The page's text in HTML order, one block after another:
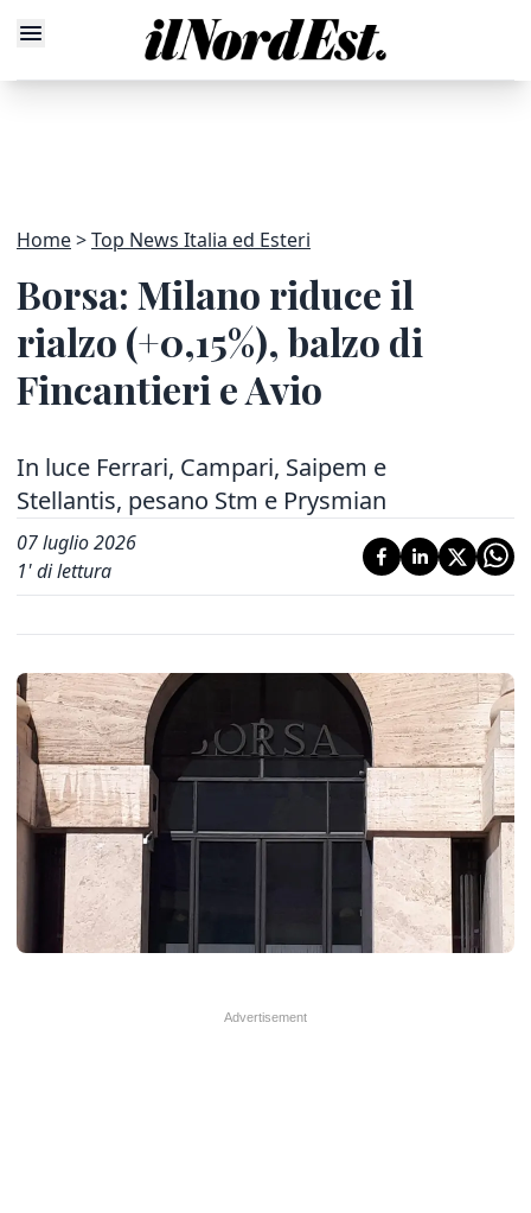
Home Top News Italia ed Esteri
Borsa: Milano riduce il
rialzo (+0,15%), balzo di
Fincantieri e Avio
In luce Ferrari, Campari, Saipem e
Stellantis, pesano Stm e Prysmian
07 luglio 2026
1' di lettura